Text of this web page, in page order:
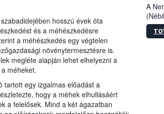
hosszú évek óta
és a méhészkedésre
a méhészkedés egy végtelen
növénytermesztésre is.
megléte alapján lehet elhelyezni a
méheket.
tartott egy izgalmas előadást a
hogy a méhek elhullásáért
a felelősek. Mind a két ágazatban
A